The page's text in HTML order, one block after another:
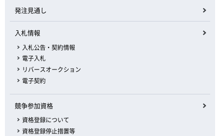
発注見通し
入札情報
入札公告・契約情報
電子入札
リバースオークション
電子契約
競争参加資格
資格登録について
資格登録停止措置等